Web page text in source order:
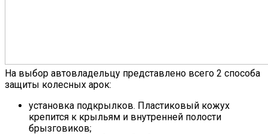
На выбор автовладельцу представлено всего 2 способа
защиты колесных арок:
установка подкрылков. Пластиковый кожух
крепится к крыльям и внутренней полости
брызговиков;